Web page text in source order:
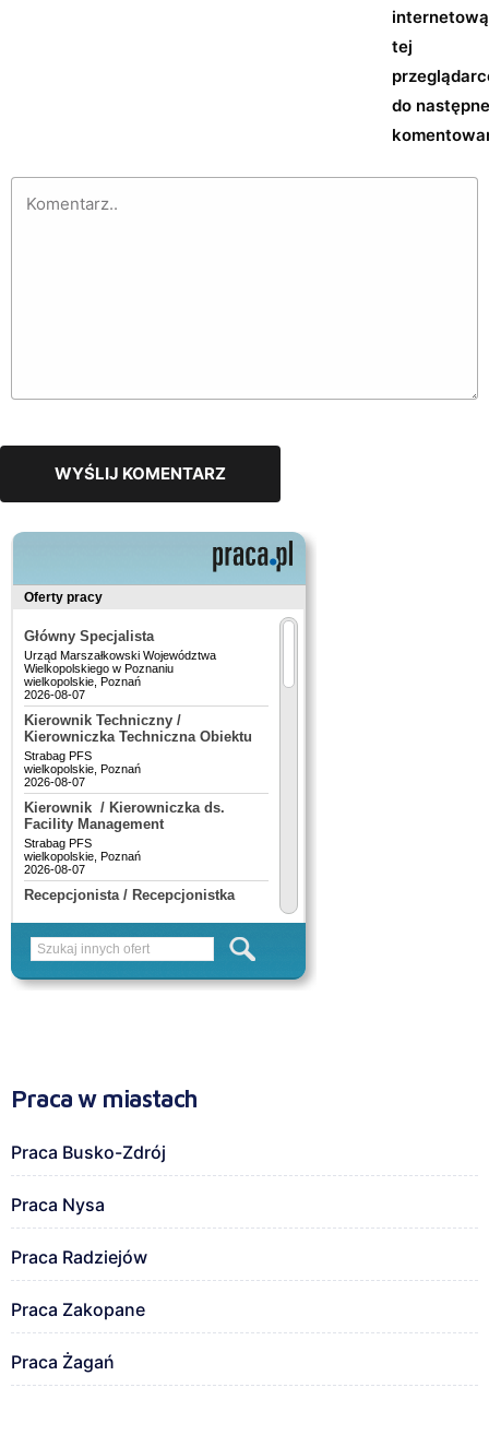
tej
do
Praca w miastach
Praca Busko-Zdrój
Praca Nysa
Praca Radziejów
Praca Zakopane
Praca Żagań